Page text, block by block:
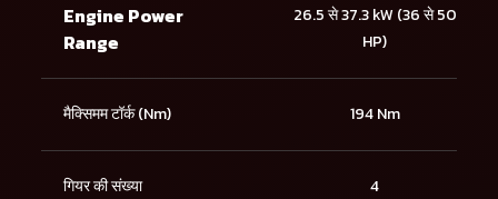
Engine Power
Range
26.5 से 37.3 kW (36 से 50
HP)
मैक्सिमम टॉर्क (Nm) 194 Nm
गियर की संख्या 4